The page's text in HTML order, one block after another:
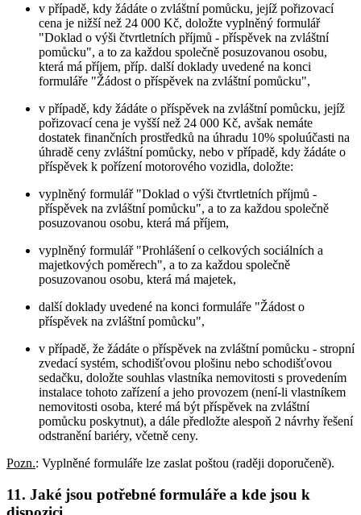
v případě, kdy žádáte o zvláštní pomůcku, jejíž pořizovací
cena je nižší než 24 000 Kč, doložte vyplněný formulář
"Doklad o výši čtvrtletních příjmů - příspěvek na zvláštní
pomůcku", a to za každou společně posuzovanou osobu,
která má příjem, příp. další doklady uvedené na konci
formuláře "Žádost o příspěvek na zvláštní pomůcku",
v případě, kdy žádáte o příspěvek na zvláštní pomůcku, jejíž
pořizovací cena je vyšší než 24 000 Kč, avšak nemáte
dostatek finančních prostředků na úhradu 10% spoluúčasti na
úhradě ceny zvláštní pomůcky, nebo v případě, kdy žádáte o
příspěvek k pořízení motorového vozidla, doložte:
vyplněný formulář "Doklad o výši čtvrtletních příjmů -
příspěvek na zvláštní pomůcku", a to za každou společně
posuzovanou osobu, která má příjem,
vyplněný formulář "Prohlášení o celkových sociálních a
majetkových poměrech", a to za každou společně
posuzovanou osobu, která má majetek,
další doklady uvedené na konci formuláře "Žádost o
příspěvek na zvláštní pomůcku",
v případě, že žádáte o příspěvek na zvláštní pomůcku - stropní
zvedací systém, schodišťovou plošinu nebo schodišťovou
sedačku, doložte souhlas vlastníka nemovitosti s provedením
instalace tohoto zařízení a jeho provozem (není-li vlastníkem
nemovitosti osoba, které má být příspěvek na zvláštní
pomůcku poskytnut), a dále předložte alespoň 2 návrhy řešení
odstranění bariéry, včetně ceny.
Pozn.: Vyplněné formuláře lze zaslat poštou (raději doporučeně).
11. Jaké jsou potřebné formuláře a kde jsou k